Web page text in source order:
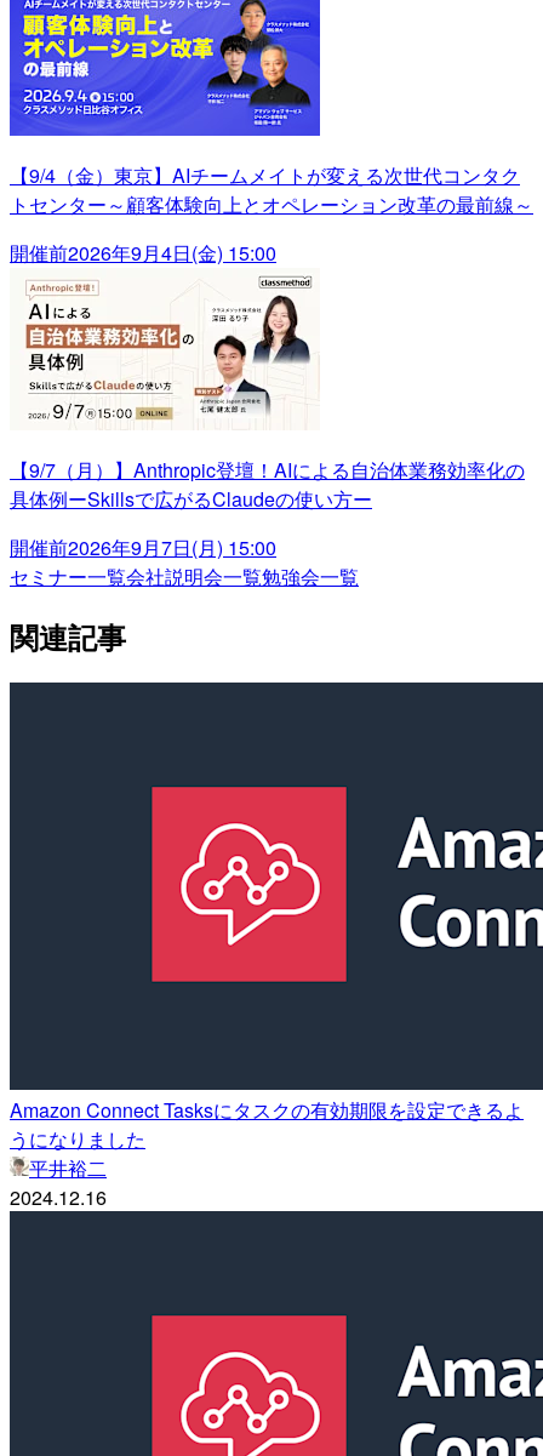
【9/4（金）東京】AIチームメイトが変える次世代コンタク
トセンター～顧客体験向上とオペレーション改革の最前線～
開催前2026年9月4日(金) 15:00
【9/7（月）】Anthropic登壇！AIによる自治体業務効率化の
具体例ーSkillsで広がるClaudeの使い方ー
開催前2026年9月7日(月) 15:00
セミナー一覧会社説明会一覧勉強会一覧
関連記事
Amazon Connect Tasksにタスクの有効期限を設定できるよ
うになりました
平井裕二
2024.12.16